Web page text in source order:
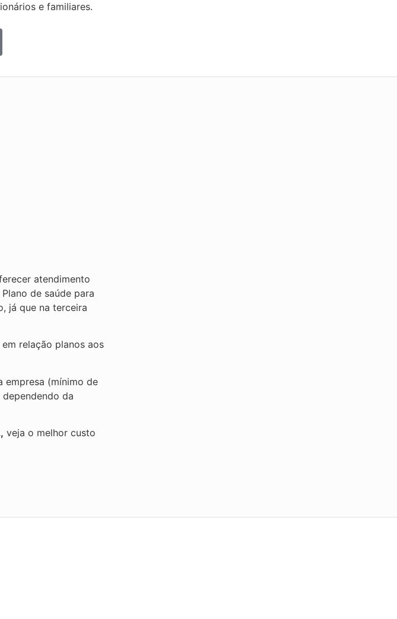
e familiares.
atendimento
de saúde para
já que na terceira
relação planos aos
empresa (mínimo de
da
veja o melhor custo